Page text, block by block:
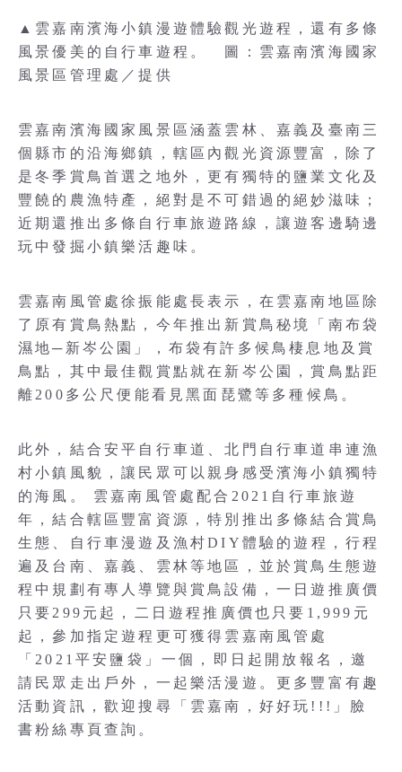
▲雲嘉南濱海小鎮漫遊體驗觀光遊程，還有多條
風景優美的自行車遊程。 圖：雲嘉南濱海國家
風景區管理處／提供
雲嘉南濱海國家風景區涵蓋雲林、嘉義及臺南三
個縣市的沿海鄉鎮，轄區內觀光資源豐富，除了
是冬季賞鳥首選之地外，更有獨特的鹽業文化及
豐饒的農漁特產，絕對是不可錯過的絕妙滋味；
近期還推出多條自行車旅遊路線，讓遊客邊騎邊
玩中發掘小鎮樂活趣味。
雲嘉南風管處徐振能處長表示，在雲嘉南地區除
了原有賞鳥熱點，今年推出新賞鳥秘境「南布袋
濕地─新岑公園」，布袋有許多候鳥棲息地及賞
鳥點，其中最佳觀賞點就在新岑公園，賞鳥點距
離200多公尺便能看見黑面琵鷺等多種候鳥。
此外，結合安平自行車道、北門自行車道串連漁
村小鎮風貌，讓民眾可以親身感受濱海小鎮獨特
的海風。 雲嘉南風管處配合2021自行車旅遊
年，結合轄區豐富資源，特別推出多條結合賞鳥
生態、自行車漫遊及漁村DIY體驗的遊程，行程
遍及台南、嘉義、雲林等地區，並於賞鳥生態遊
程中規劃有專人導覽與賞鳥設備，一日遊推廣價
只要299元起，二日遊程推廣價也只要1,999元
起，參加指定遊程更可獲得雲嘉南風管處
「2021平安鹽袋」一個，即日起開放報名，邀
請民眾走出戶外，一起樂活漫遊。更多豐富有趣
活動資訊，歡迎搜尋「雲嘉南，好好玩!!!」臉
書粉絲專頁查詢。